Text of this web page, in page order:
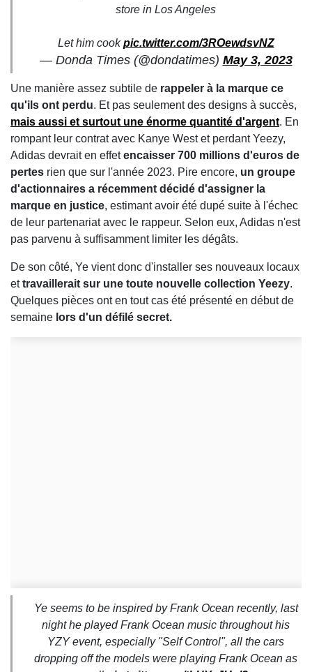
store in Los Angeles
Let him cookpic.twitter.com/3ROewdsvNZ
— Donda Times (@dondatimes) May 3, 2023
Une manière assez subtile de rappeler à la marque ce
qu'ils ont perdu. Et pas seulement des designs à succès,
mais aussi et surtout une énorme quantité d'argent. En
rompant leur contrat avec Kanye West et perdant Yeezy,
Adidas devrait en effetencaisser 700 millions d'euros de
pertes rien que sur l'année 2023. Pire encore, un groupe
d'actionnaires a récemment décidé d'assigner la
marque en justice, estimant avoir été dupé suite à l'échec
de leur partenariat avec le rappeur. Selon eux, Adidas n'est
pas parvenu à suffisamment limiter les dégâts.
De son côté, Ye vient donc d'installer ses nouveaux locaux
ettravaillerait sur une toute nouvelle collection Yeezy.
Quelques pièces ont en tout cas été présenté en début de
semaine lors d'un défilé secret.
Ye seems to be inspired by Frank Ocean recently, last
night he played Frank Ocean music throughout his
YZY event, especially "Self Control", all the cars
dropping off the models were playing Frank Ocean as